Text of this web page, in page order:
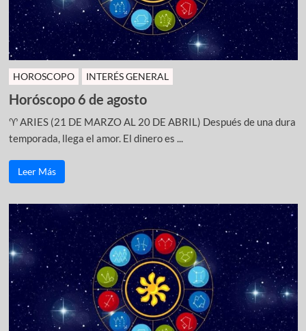
HOROSCOPO INTERÉS GENERAL
Horóscopo 6 de agosto
♈ ARIES (21 DE MARZO AL 20 DE ABRIL) Después de una dura
temporada, llega el amor. El dinero es ...
Leer Más